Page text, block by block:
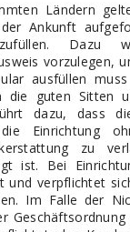
Ländern
Ankunft
Dazu
vorzulegen,
ausfüllen
die guten Sitten
dazu, dass
Einrichtung
zu
ist. Bei
und verpflichtet
Im Falle der